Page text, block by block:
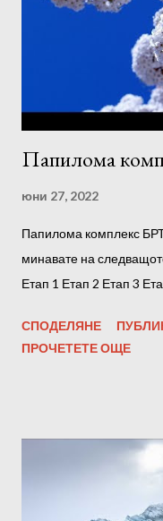
Папилома
юни 27, 2022
Папилома комплекс
минавате на
Етап 1 Етап 2 Етап 3
СПОДЕЛЯНЕ
ПРОЧЕТЕТЕ ОЩЕ